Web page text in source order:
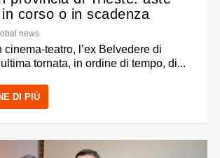
corso o in scadenza
news
cinema-teatro, l’ex Belvedere di
tornata, in ordine di tempo, di...
DI PIÙ